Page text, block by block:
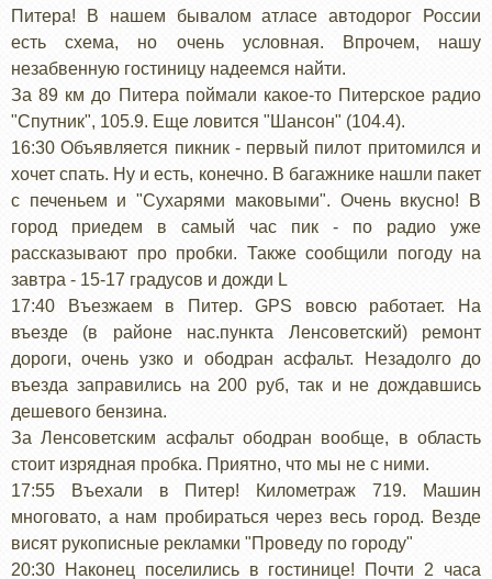
Питера! В нашем бывалом атласе автодорог России
есть схема, но очень условная. Впрочем, нашу
незабвенную гостиницу надеемся найти.
За 89 км до Питера поймали какое-то Питерское радио
"Спутник", 105.9. Еще ловится "Шансон" (104.4).
16:30 Объявляется пикник - первый пилот притомился и
хочет спать. Ну и есть, конечно. В багажнике нашли пакет
с печеньем и "Сухарями маковыми". Очень вкусно! В
город приедем в самый час пик - по радио уже
рассказывают про пробки. Также сообщили погоду на
завтра - 15-17 градусов и дожди L
17:40 Въезжаем в Питер. GPS вовсю работает. На
въезде (в районе нас.пункта Ленсоветский) ремонт
дороги, очень узко и ободран асфальт. Незадолго до
въезда заправились на 200 руб, так и не дождавшись
дешевого бензина.
За Ленсоветским асфальт ободран вообще, в область
стоит изрядная пробка. Приятно, что мы не с ними.
17:55 Въехали в Питер! Километраж 719. Машин
многовато, а нам пробираться через весь город. Везде
висят рукописные рекламки "Проведу по городу"
20:30 Наконец поселились в гостинице! Почти 2 часа